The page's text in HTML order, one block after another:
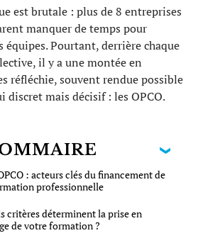
est brutale : plus de 8 entreprises
manquer de temps pour
équipes. Pourtant, derrière chaque
il y a une montée en
réfléchie, souvent rendue possible
discret mais décisif : les OPCO.
: acteurs clés du financement de
professionnelle
critères déterminent la prise en
de votre formation ?